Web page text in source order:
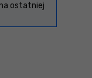
ostatniej